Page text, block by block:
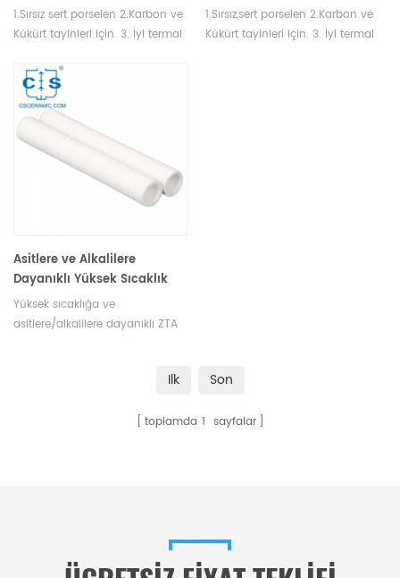
1.Sırsız sert porselen 2.Karbon ve
Kükürt tayinleri için. 3. İyi termal
dayanım.
1.Sırsız,sert porselen 2.Karbon ve
Kükürt tayinleri için. 3. İyi termal
Asitlere ve Alkalilere
Dayanıklı Yüksek Sıcaklık
ZTA Seramik Boru Zirkonya
Sertleştirilmiş Alümina Boru
Yüksek sıcaklığa ve
asitlere/alkalilere dayanıklı ZTA
kimya ve metalurji endüstrileriIlk Son
toplamda 1 sayfalar